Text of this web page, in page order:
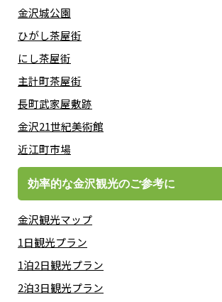
金沢城公園
ひがし茶屋街
にし茶屋街
主計町茶屋街
長町武家屋敷跡
金沢21世紀美術館
近江町市場
効率的な金沢観光のご参考に
金沢観光マップ
1日観光プラン
1泊2日観光プラン
2泊3日観光プラン